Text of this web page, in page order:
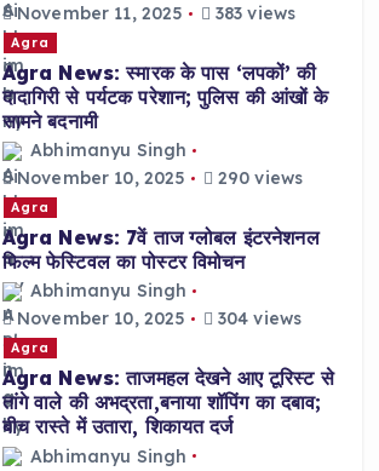
November 11, 2025
383 views
Agra
Agra News: स्मारक के पास ‘लपकों’ की
दादागिरी से पर्यटक परेशान; पुलिस की आंखों के
सामने बदनामी
Abhimanyu Singh
November 10, 2025
290 views
Agra
Agra News: 7वें ताज ग्लोबल इंटरनेशनल
फिल्म फेस्टिवल का पोस्टर विमोचन
Abhimanyu Singh
November 10, 2025
304 views
Agra
Agra News: ताजमहल देखने आए टूरिस्ट से
तांगे वाले की अभद्रता,बनाया शॉपिंग का दबाव;
बीच रास्ते में उतारा, शिकायत दर्ज
Abhimanyu Singh